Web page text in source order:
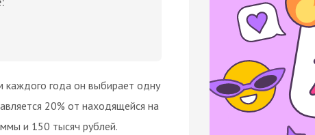
каждого года он выбирает одну
20% от находящейся на
и 150 тысяч рублей.